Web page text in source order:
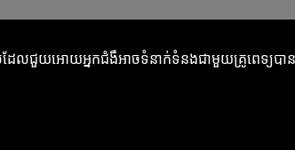
លជួយអោយអ្នកជំងឺអាចទំនាក់ទំនងជាមួយគ្រូពេទ្យប